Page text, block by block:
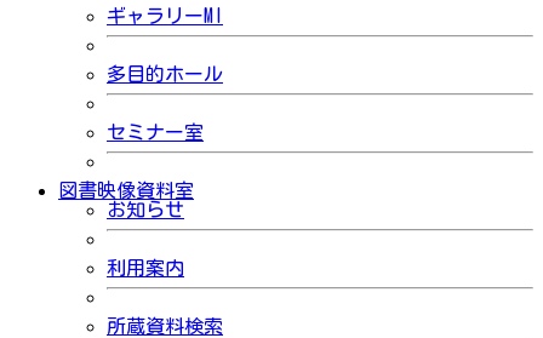
ギャラリーMI
多目的ホール
セミナー室
図書映像資料室
お知らせ
利用案内
所蔵資料検索